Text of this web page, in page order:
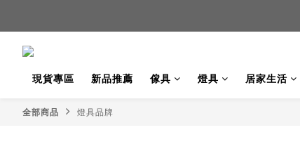
現貨專區 新品推薦 傢具 燈具 居家生活
全部商品 燈具品牌